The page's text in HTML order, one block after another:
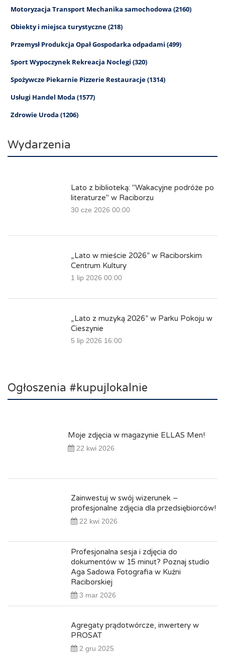
Motoryzacja Transport Mechanika samochodowa (2160)
Obiekty i miejsca turystyczne (218)
Przemysł Produkcja Opał Gospodarka odpadami (499)
Sport Wypoczynek Rekreacja Noclegi (320)
Spożywcze Piekarnie Pizzerie Restauracje (1314)
Usługi Handel Moda (1577)
Zdrowie Uroda (1206)
Wydarzenia
Lato z biblioteką: "Wakacyjne podróże po
literaturze" w Raciborzu
30 cze 2026 00:00
„Lato w mieście 2026” w Raciborskim
Centrum Kultury
1 lip 2026 00:00
„Lato z muzyką 2026” w Parku Pokoju w
Cieszynie
5 lip 2026 16:00
Ogłoszenia #kupujlokalnie
Moje zdjęcia w magazynie ELLAS Men!
22 kwi 2026
Zainwestuj w swój wizerunek –
profesjonalne zdjęcia dla przedsiębiorców!
22 kwi 2026
Profesjonalna sesja i zdjęcia do
dokumentów w 15 minut? Poznaj studio
Aga Sadowa Fotografia w Kuźni
Raciborskiej
3 mar 2026
Agregaty prądotwórcze, inwertery w
PROSAT
2 gru 2025